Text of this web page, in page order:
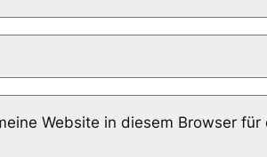
Website in diesem Browser